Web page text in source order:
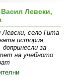
Левски,
село Гита
история,
за
на учебното